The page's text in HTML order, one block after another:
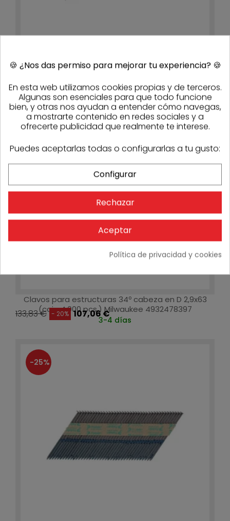
Clavos clavadora sin cabeza 0,6x25mm (Caja
31,46 € - 10% 28,31 €
Stock16
-20%
Clavos para estructuras 34º cabeza en D 2,9x63
(caja 4.000 pcs.) Milwaukee 4932478397
133,83 € - 20% 107,06 €
3-4 días
-25%
🍪 ¿Nos das permiso para mejorar tu experiencia? 🍪
En esta web utilizamos cookies propias y de terceros.
Algunas son esenciales para que todo funcione
bien, y otras nos ayudan a entender cómo navegas,
a mostrarte contenido en redes sociales y a
ofrecerte publicidad que realmente te interese.
Puedes aceptarlas todas o configurarlas a tu gusto:
Configurar
Rechazar
Aceptar
Política de privacidad y cookies